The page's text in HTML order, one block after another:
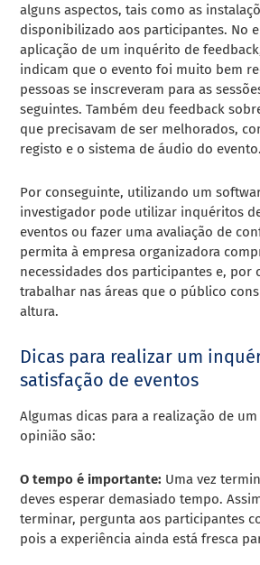
alguns aspectos, tais como as
disponibilizado aos participantes. No
aplicação de um inquérito de
indicam que o evento foi muito bem
pessoas se inscreveram para as
seguintes. Também deu feedback
que precisavam de ser melhorados,
registo e o sistema de áudio do
Por conseguinte, utilizando um
investigador pode utilizar inquéritos
eventos ou fazer uma avaliação de
permita à empresa organizadora
necessidades dos participantes e, por
trabalhar nas áreas que o público
altura.
Dicas para realizar um
satisfação de eventos
Algumas dicas para a realização de
opinião são:
O tempo é importante: Uma vez
deves esperar demasiado tempo.
terminar, pergunta aos participantes
pois a experiência ainda está fresca